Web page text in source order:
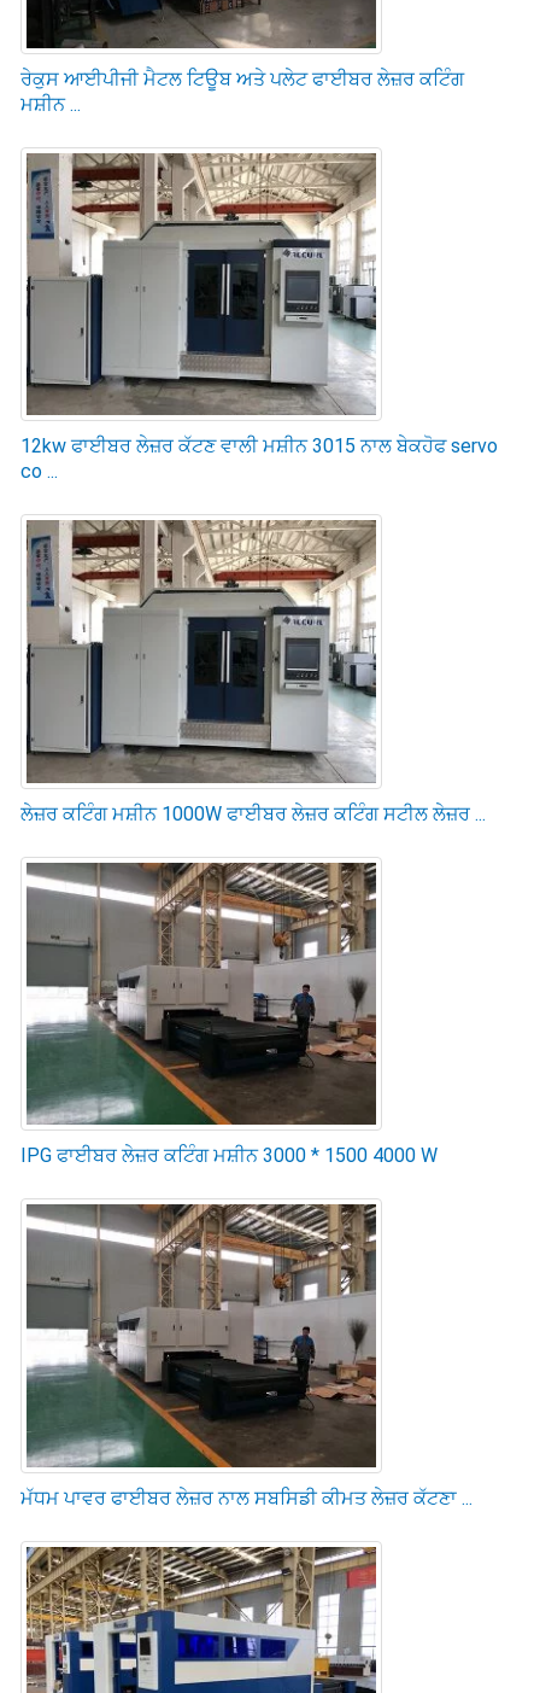
ਰੇਕੁਸ ਆਈਪੀਜੀ ਮੈਟਲ ਟਿਊਬ ਅਤੇ ਪਲੇਟ ਫਾਈਬਰ ਲੇਜ਼ਰ ਕਟਿੰਗ
ਮਸ਼ੀਨ ...
12kw ਫਾਈਬਰ ਲੇਜ਼ਰ ਕੱਟਣ ਵਾਲੀ ਮਸ਼ੀਨ 3015 ਨਾਲ ਬੇਕਹੋਫ servo
co ...
ਲੇਜ਼ਰ ਕਟਿੰਗ ਮਸ਼ੀਨ 1000W ਫਾਈਬਰ ਲੇਜ਼ਰ ਕਟਿੰਗ ਸਟੀਲ ਲੇਜ਼ਰ ...
IPG ਫਾਈਬਰ ਲੇਜ਼ਰ ਕਟਿੰਗ ਮਸ਼ੀਨ 3000 * 1500 4000 W
ਮੱਧਮ ਪਾਵਰ ਫਾਈਬਰ ਲੇਜ਼ਰ ਨਾਲ ਸਬਸਿਡੀ ਕੀਮਤ ਲੇਜ਼ਰ ਕੱਟਣਾ ...